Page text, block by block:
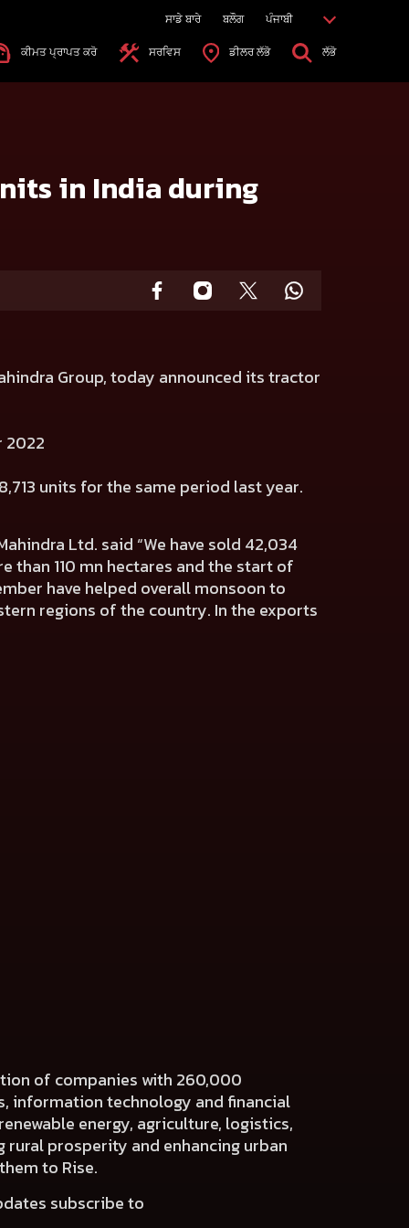
ਸਾਡੇ ਬਾਰੇ ਬਲੌਗ ਪੰਜਾਬੀ
ਕੀਮਤ ਪ੍ਰਾਪਤ ਕਰੋ ਸਰਵਿਸ ਡੀਲਰ ਲੱਭੋ ਲੱਭੋ
in India during
Group, today announced its tractor
2022
units for the same period last year.
Ltd. said “We have sold 42,034
than 110 mn hectares and the start of
have helped overall monsoon to
regions of the country. In the exports
of companies with 260,000
information technology and financial
energy, agriculture, logistics,
rural prosperity and enhancing urban
to Rise.
subscribe to